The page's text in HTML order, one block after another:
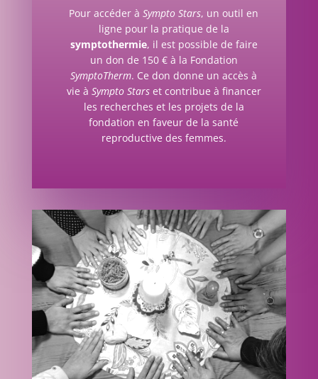
Pour accéder àSympto Stars, un outil en
ligne pour la pratique de la
symptothermie, il est possible de faire
un don de 150 € à la Fondation
SymptoTherm. Ce don donne un accès à
vie à Sympto Starset contribue à financer
les recherches et les projets de la
fondation en faveur de la santé
reproductive des femmes.